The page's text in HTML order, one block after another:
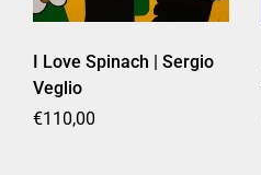
I Love Spinach | Sergio
Veglio
Prezzo di listino
€110,00